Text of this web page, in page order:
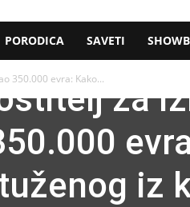
PORODICA SAVETI
350.000 evra: Kako... za
iz